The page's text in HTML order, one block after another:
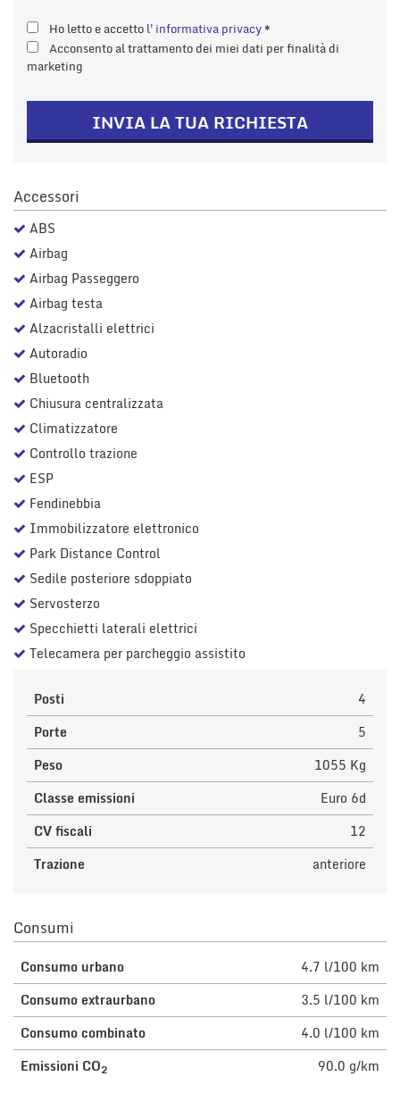
Ho letto e accettol'informativa privacy*
Acconsento al trattamento dei miei dati per finalità di
marketing
INVIA LA TUA RICHIESTA
Accessori
ABS
Airbag
Airbag Passeggero
Airbag testa
Alzacristalli elettrici
Autoradio
Bluetooth
Chiusura centralizzata
Climatizzatore
Controllo trazione
ESP
Fendinebbia
Immobilizzatore elettronico
Park Distance Control
Sedile posteriore sdoppiato
Servosterzo
Specchietti laterali elettrici
Telecamera per parcheggio assistito
Posti
4
Porte
5
Peso
1055 Kg
Classe emissioni
Euro 6d
CV fiscali
12
Trazione
anteriore
Consumi
Consumo urbano
4.7 l/100 km
Consumo extraurbano
3.5 l/100 km
Consumo combinato
4.0 l/100 km
Emissioni CO2 90.0 g/km
Cookie per il miglioramento dell'esperienza utente
Cookie analitici
Cookie di marketing
Leggi
la
cookie
policy
Salva
le
impostazioni